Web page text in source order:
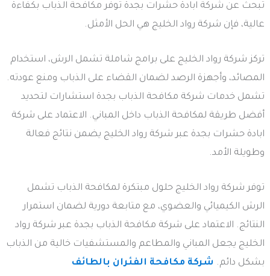
تبحث عن شركة ابادة حشرات بجدة توفر مكافحة الذباب بكفاءة
عالية، فإن شركة رواد الخليج هي الحل الأمثل.
تركز شركة رواد الخليج على برامج شاملة تشمل الرش، استخدام
المصائد، وأجهزة الرصد لضمان القضاء على الذباب ومنع عودته.
تشمل خدمات شركة مكافحة الذباب بجدة استشارات لتحديد
أفضل طريقة لمكافحة الذباب داخل المباني. الاعتماد على شركة
ابادة حشرات بجدة عبر شركة رواد الخليج يضمن نتائج فعالة
وطويلة الأمد.
توفر شركة رواد الخليج حلول مبتكرة لمكافحة الذباب تشمل
الرش الكيميائي والعضوي، مع متابعة دورية لضمان استمرار
النتائج. الاعتماد على شركة مكافحة الذباب بجدة عبر شركة رواد
الخليج يجعل المباني والمطاعم والمستشفيات خالية من الذباب
بشكل دائم. شركة مكافحة الفئران بالطائف